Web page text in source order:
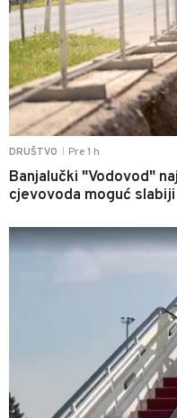
DRUŠTVO Pre 1 h
Banjalučki "Vodovod"
cjevovoda moguć